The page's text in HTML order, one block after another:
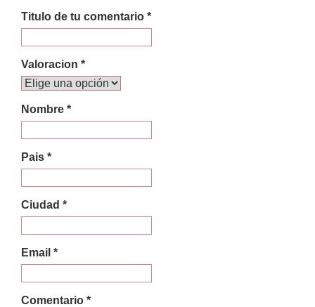
Titulo de tu comentario *
Valoracion *
Nombre *
Pais *
Ciudad *
Email *
Comentario *